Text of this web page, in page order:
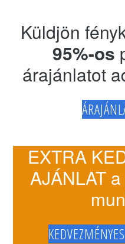
Küldjön
95%-os
árajánlatot
EXTRA
AJÁNLAT